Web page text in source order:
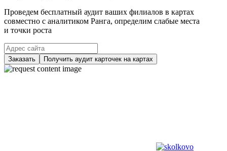
Проведем бесплатный аудит ваших филиалов в картах
совместно с аналитиком Ранга, определим слабые места
и точки роста
Заказать Получить аудит карточек на картах